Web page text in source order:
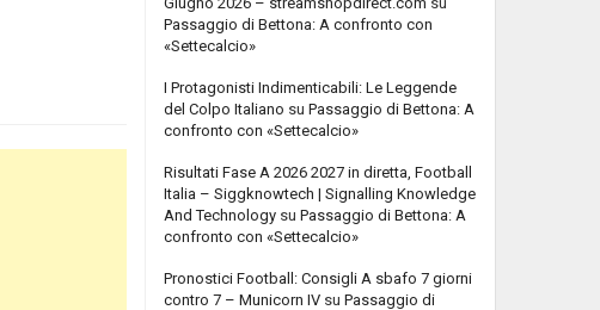
Passaggio di Bettona: A confronto con
«Settecalcio»
I Protagonisti Indimenticabili: Le Leggende
del Colpo Italiano su Passaggio di Bettona: A
confronto con «Settecalcio»
Risultati Fase A 2026 2027 in diretta, Football
Italia – Siggknowtech | Signalling Knowledge
And Technology su Passaggio di Bettona: A
confronto con «Settecalcio»
Pronostici Football: Consigli A sbafo 7 giorni
contro 7 – Municorn IV su Passaggio di